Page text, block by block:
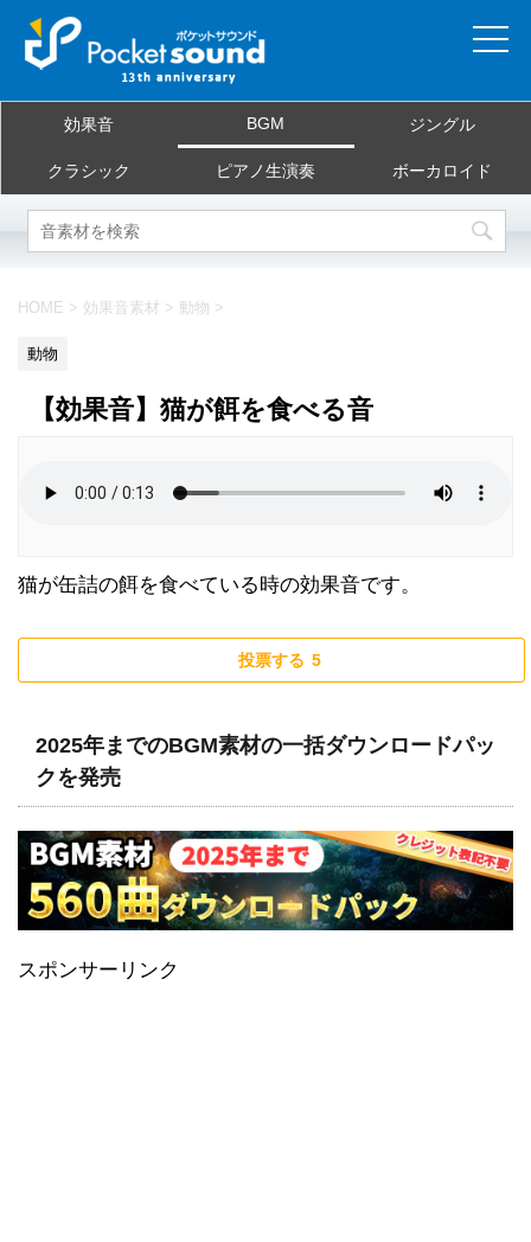
当サイトについて
ご利用規約
お問合せ
効果音 BGM ジングル
クラシック ピアノ生演奏 ボーカロイド
HOME > 効果音素材 > 動物 >
動物
【効果音】猫が餌を食べる音
猫が缶詰の餌を食べている時の効果音です。
投票する 5
2025年までのBGM素材の一括ダウンロードパッ
クを発売
スポンサーリンク